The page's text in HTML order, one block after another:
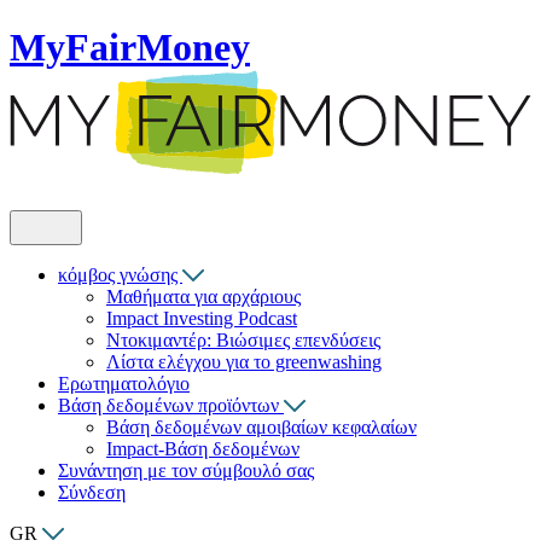
MyFairMoney
κόμβος γνώσης
Μαθήματα για αρχάριους
Impact Investing Podcast
Ντοκιμαντέρ: Βιώσιμες επενδύσεις
Λίστα ελέγχου για το greenwashing
Ερωτηματολόγιο
Βάση δεδομένων προϊόντων
Βάση δεδομένων αμοιβαίων κεφαλαίων
Impact-Βάση δεδομένων
Συνάντηση με τον σύμβουλό σας
Σύνδεση
GR